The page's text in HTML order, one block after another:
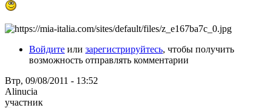
Войдите или зарегистрируйтесь, чтобы получить
возможность отправлять комментарии
Втр, 09/08/2011 - 13:52
Alinucia
участник